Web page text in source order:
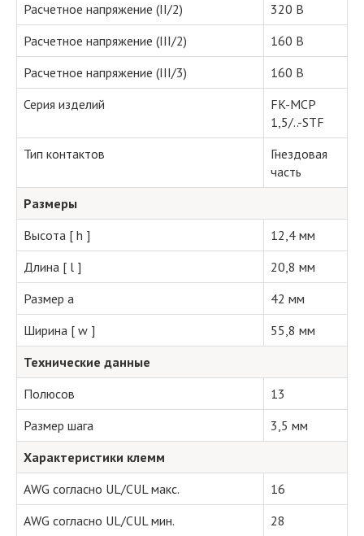
Расчетное напряжение (II/2)
320 В
Расчетное напряжение (III/2)
160 В
Расчетное напряжение (III/3)
160 В
Серия изделий
FK-MCP
1,5/..-STF
Тип контактов
Гнездовая
часть
Размеры
Высота [ h ]
12,4 мм
Длина [ l ]
20,8 мм
Размер a
42 мм
Ширина [ w ]
55,8 мм
Технические данные
Полюсов
13
Размер шага
3,5 мм
Характеристики клемм
AWG согласно UL/CUL макс.
16
AWG согласно UL/CUL мин.
28